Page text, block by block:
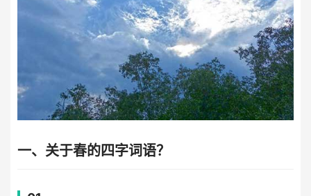
一、关于春的四字词语？